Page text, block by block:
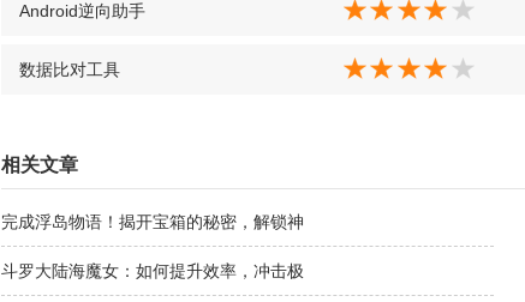
Android逆向助手
数据比对工具
相关文章
完成浮岛物语！揭开宝箱的秘密，解锁神
斗罗大陆海魔女：如何提升效率，冲击极